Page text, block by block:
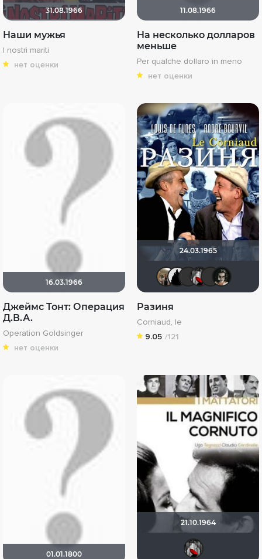
31.08.1966
Наши мужья
I nostri mariti
нет оценки
11.08.1966
На несколько долларов
меньше
Per qualche dollaro in meno
нет оценки
16.03.1966
Джеймс Тонт: Операция
Д.В.А.
Operation Goldsinger
нет оценки
24.03.1965
Vladimir
Разиня
Corniaud, le
9.05 /121
01.01.1800
21.10.1964